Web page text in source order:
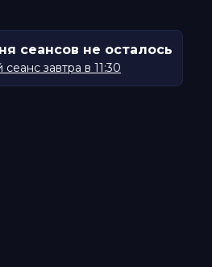
сеансов не осталось
завтра в 11:30